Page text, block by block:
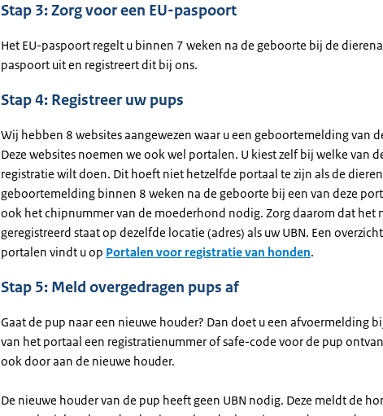
Stap 3: Zorg voor een EU-paspoort
Het EU-paspoort regelt u binnen 7 weken na de geboorte bij de
paspoort uit en registreert dit bij ons.
Stap 4: Registreer uw pups
Wij hebben 8 websites aangewezen waar u een geboortemelding van
Deze websites noemen we ook wel portalen. U kiest zelf bij welke van
registratie wilt doen. Dit hoeft niet hetzelfde portaal te zijn als de
geboortemelding binnen 8 weken na de geboorte bij een van deze
ook het chipnummer van de moederhond nodig. Zorg daarom dat het
geregistreerd staat op dezelfde locatie (adres) als uw UBN. Een
portalen vindt u op Portalen voor registratie van honden.
Stap 5: Meld overgedragen pups af
Gaat de pup naar een nieuwe houder? Dan doet u een afvoermelding
van het portaal een registratienummer of safe-code voor de pup
ook door aan de nieuwe houder.
De nieuwe houder van de pup heeft geen UBN nodig. Deze meldt de